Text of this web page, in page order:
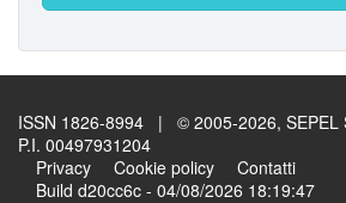
ISSN 1826-8994 | © 2005-2026, SEPEL
P.I. 00497931204
Privacy
Cookie policy
Contatti
Build d20cc6c - 04/08/2026 18:19:47